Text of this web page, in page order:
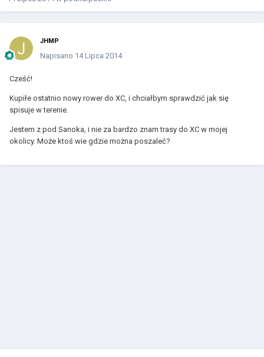
JHMP
Napisano 14 Lipca 2014
Cześć!
Kupiłe ostatnio nowy rower do XC, i chciałbym sprawdzić jak się
spisuje w terenie.
Jestem z pod Sanoka, i nie za bardzo znam trasy do XC w mojej
okolicy. Może ktoś wie gdzie można poszaleć?